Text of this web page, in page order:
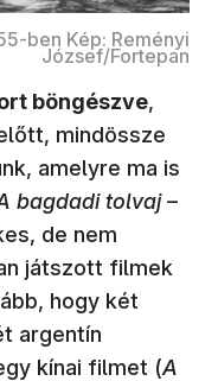
ben Kép: Reményi
József/Fortepan
böngészve,
mindössze
amelyre ma is
bagdadi tolvaj–
de nem
játszott filmek
hogy két
argentín
kínai filmet (A